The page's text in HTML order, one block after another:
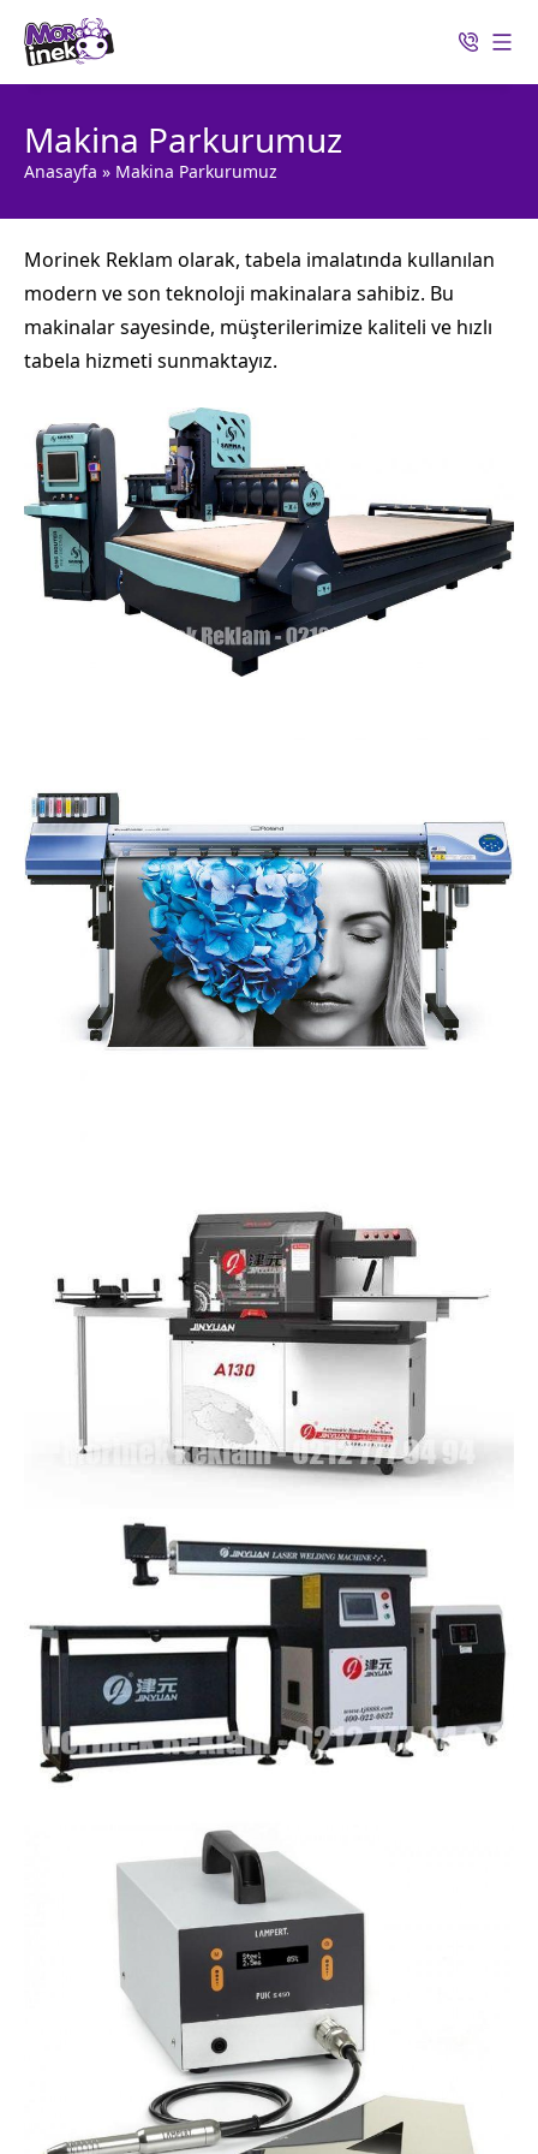
Makina Parkurumuz
Anasayfa » Makina Parkurumuz
Morinek Reklam olarak, tabela imalatında kullanılan
modern ve son teknoloji makinalara sahibiz. Bu
makinalar sayesinde, müşterilerimize kaliteli ve hızlı
tabela hizmeti sunmaktayız.